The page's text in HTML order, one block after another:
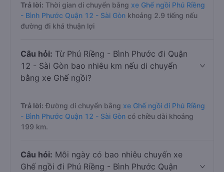
Trả lời: Thời gian di chuyển bằng xe Ghế ngồi Phú Riềng
- Bình Phước Quận 12 - Sài Gòn khoảng 2.9 tiếng nếu
đường đi khá thuận lợi
Câu hỏi: Từ Phú Riềng - Bình Phước đi Quận
12 - Sài Gòn bao nhiêu km nếu di chuyển
bằng xe Ghế ngồi?
Trả lời: Đường di chuyển bằng xe Ghế ngồi đi Phú Riềng
- Bình Phước Quận 12 - Sài Gòn có chiều dài khoảng
199 km.
Câu hỏi: Mỗi ngày có bao nhiêu chuyến xe
Ghế ngồi đi Phú Riềng - Bình Phước Quận